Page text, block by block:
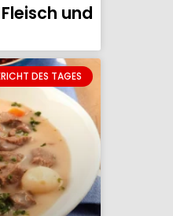
und
DES TAGES